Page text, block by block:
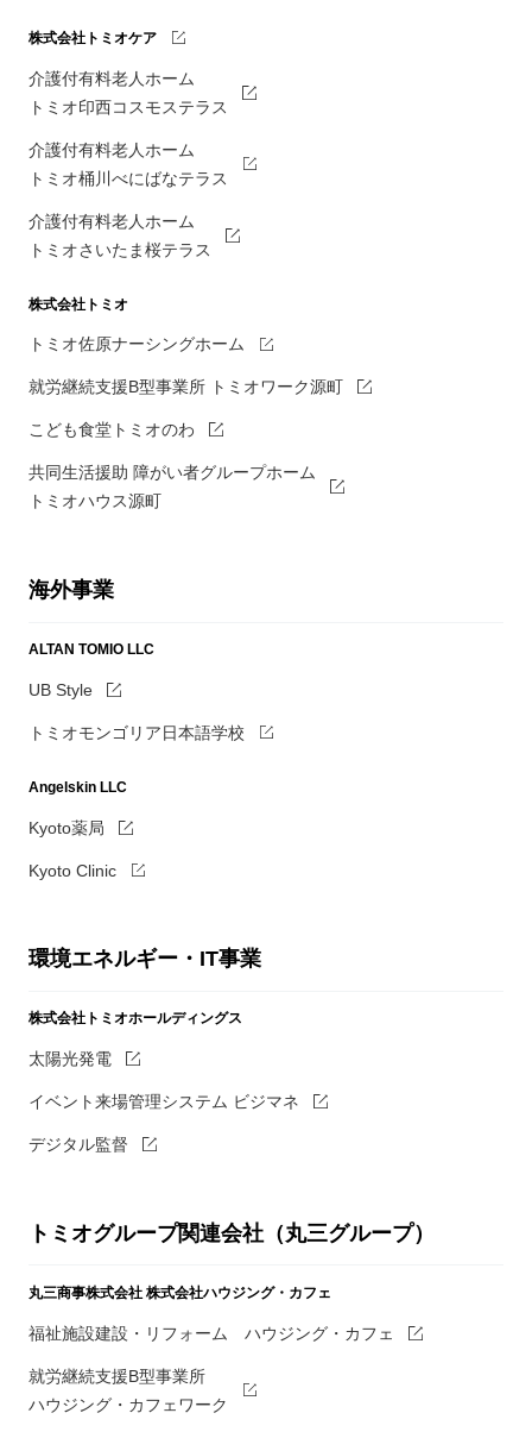
株式会社トミオケア
介護付有料老人ホーム
トミオ印西コスモステラス
介護付有料老人ホーム
トミオ桶川べにばなテラス
介護付有料老人ホーム
トミオさいたま桜テラス
株式会社トミオ
トミオ佐原ナーシングホーム
就労継続支援B型事業所 トミオワーク源町
こども食堂トミオのわ
共同生活援助 障がい者グループホーム
トミオハウス源町
海外事業
ALTAN TOMIO LLC
UB Style
トミオモンゴリア日本語学校
Angelskin LLC
Kyoto薬局
Kyoto Clinic
環境エネルギー・IT事業
株式会社トミオホールディングス
太陽光発電
イベント来場管理システム ビジマネ
デジタル監督
トミオグループ関連会社（丸三グループ）
丸三商事株式会社 株式会社ハウジング・カフェ
福祉施設建設・リフォーム ハウジング・カフェ
就労継続支援B型事業所
ハウジング・カフェワーク